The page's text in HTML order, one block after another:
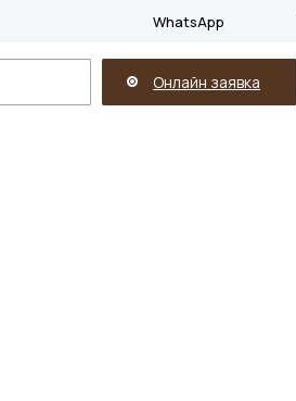
WhatsApp
Онлайн заявка